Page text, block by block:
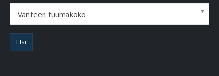
Vanteen tuumakoko
Etsi